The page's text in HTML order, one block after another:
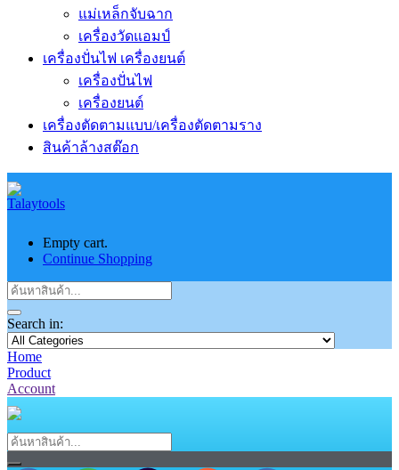
แม่เหล็กจับฉาก
เครื่องวัดแอมป์
เครื่องปั่นไฟ เครื่องยนต์
เครื่องปั่นไฟ
เครื่องยนต์
เครื่องตัดตามแบบ/เครื่องตัดตามราง
สินค้าล้างสต๊อก
Empty cart.
Continue Shopping
Search in:
Home
Product
Account